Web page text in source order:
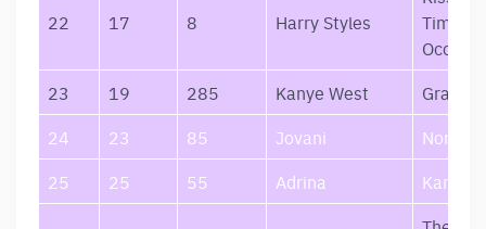
22 17 8 Harry Styles
Time.
23
19 285 Kanye West
24
23 85 Jovani
Noriu
25
25 55 Adrina Karma